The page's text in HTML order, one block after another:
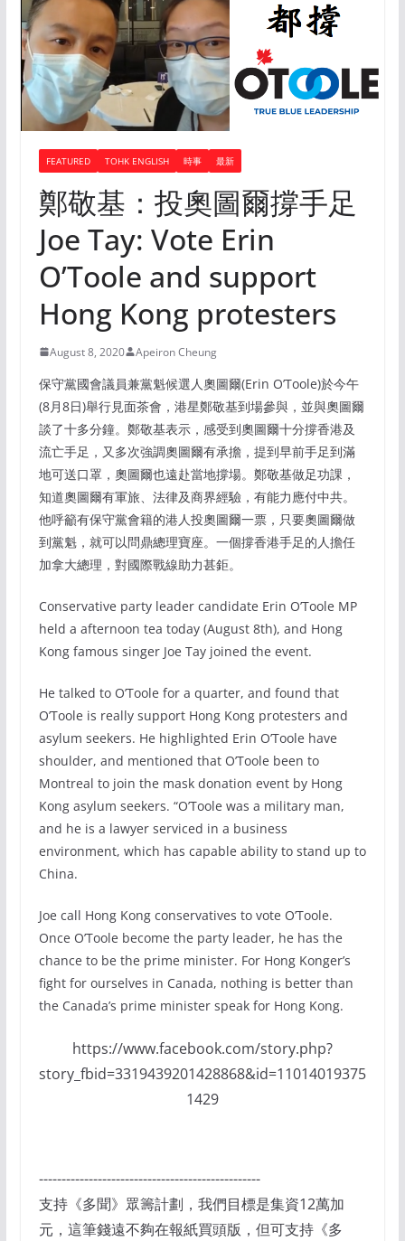
FEATURED TOHK ENGLISH 時事 最新
鄭敬基：投奧圖爾撐手足
Joe Tay: Vote Erin
O’Toole and support
Hong Kong protesters
August 8, 2020 Apeiron Cheung
保守黨國會議員兼黨魁候選人奧圖爾(Erin O’Toole)於今午
(8月8日)舉行見面茶會，港星鄭敬基到場參與，並與奧圖爾
談了十多分鐘。鄭敬基表示，感受到奧圖爾十分撐香港及
流亡手足，又多次強調奧圖爾有承擔，提到早前手足到滿
地可送口罩，奧圖爾也遠赴當地撐場。鄭敬基做足功課，
知道奧圖爾有軍旅、法律及商界經驗，有能力應付中共。
他呼籲有保守黨會籍的港人投奧圖爾一票，只要奧圖爾做
到黨魁，就可以問鼎總理寶座。一個撐香港手足的人擔任
加拿大總理，對國際戰線助力甚鉅。
Conservative party leader candidate Erin O’Toole MP
held a afternoon tea today (August 8th), and Hong
Kong famous singer Joe Tay joined the event.
He talked to O’Toole for a quarter, and found that
O’Toole is really support Hong Kong protesters and
asylum seekers. He highlighted Erin O’Toole have
shoulder, and mentioned that O’Toole been to
Montreal to join the mask donation event by Hong
Kong asylum seekers. “O’Toole was a military man,
and he is a lawyer serviced in a business
environment, which has capable ability to stand up to
China.
Joe call Hong Kong conservatives to vote O’Toole.
Once O’Toole become the party leader, he has the
chance to be the prime minister. For Hong Konger’s
fight for ourselves in Canada, nothing is better than
the Canada’s prime minister speak for Hong Kong.
https://www.facebook.com/story.php?
story_fbid=3319439201428868&id=11014019375
1429
-------------------------------------------------
支持《多聞》眾籌計劃，我們目標是集資12萬加
元，這筆錢遠不夠在報紙買頭版，但可支持《多